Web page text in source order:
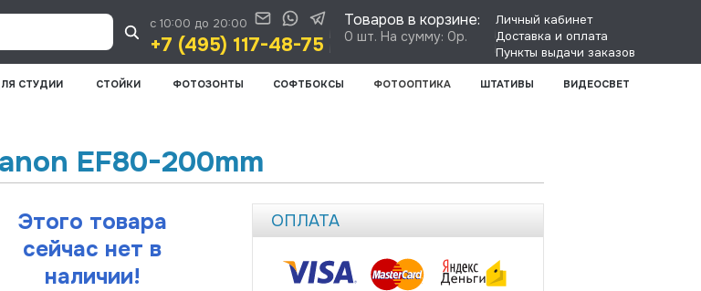
Личный кабинет
Доставка и оплата
Пункты выдачи заказов
Товаров в корзине:
0 шт. На сумму: 0р.
с 10:00 до 20:00
+7 (495) 117-48-75
СТУДИИ СТОЙКИ ФОТОЗОНТЫ СОФТБОКСЫ ФОТООПТИКА ШТАТИВЫ ВИДЕОСВЕТ
EF80-200mm
ОПЛАТА
Этого товара
сейчас нет в
наличии!